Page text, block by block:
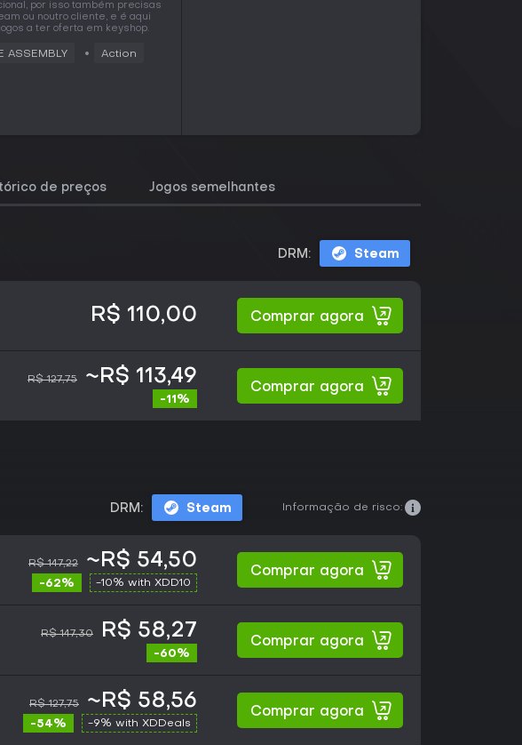
por isso também precisas
ou noutro cliente, e é aqui
a ter oferta em keyshop.
ASSEMBLY Action
de preços Jogos semelhantes
DRM: Steam
R$ 110,00 Comprar agora
R$ 127,75 ~R$ 113,49
-11%
Comprar agora
DRM: Steam Informação de risco:
R$ 147,22 ~R$ 54,50
-62% -10% with XDD10
Comprar agora
R$ 147,30 R$ 58,27
-60%
Comprar agora
R$ 127,75 ~R$ 58,56
-54% -9% with XDDeals
Comprar agora